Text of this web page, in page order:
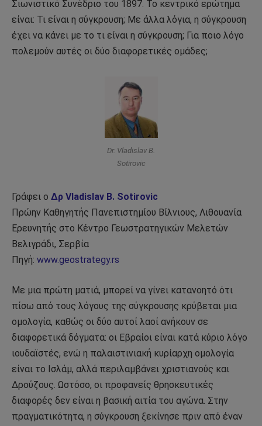
Σιωνιστικό Συνέδριο του 1897. Το κεντρικό ερώτημα
είναι: Τι είναι η σύγκρουση; Με άλλα λόγια, η σύγκρουση
έχει να κάνει με το τι είναι η σύγκρουση; Για ποιο λόγο
πολεμούν αυτές οι δύο διαφορετικές ομάδες;
Dr. Vladislav B.
Sotirovic
Γράφει ο Δρ Vladislav B. Sotirovic
Πρώην Καθηγητής Πανεπιστημίου Βίλνιους, Λιθουανία
Ερευνητής στο Κέντρο Γεωστρατηγικών Μελετών
Βελιγράδι, Σερβία
Πηγή: www.geostrategy.rs
Με μια πρώτη ματιά, μπορεί να γίνει κατανοητό ότι
πίσω από τους λόγους της σύγκρουσης κρύβεται μια
ομολογία, καθώς οι δύο αυτοί λαοί ανήκουν σε
διαφορετικά δόγματα: οι Εβραίοι είναι κατά κύριο λόγο
ιουδαϊστές, ενώ η παλαιστινιακή κυρίαρχη ομολογία
είναι το Ισλάμ, αλλά περιλαμβάνει χριστιανούς και
Δρούζους. Ωστόσο, οι προφανείς θρησκευτικές
διαφορές δεν είναι η βασική αιτία του αγώνα. Στην
πραγματικότητα, η σύγκρουση ξεκίνησε πριν από έναν